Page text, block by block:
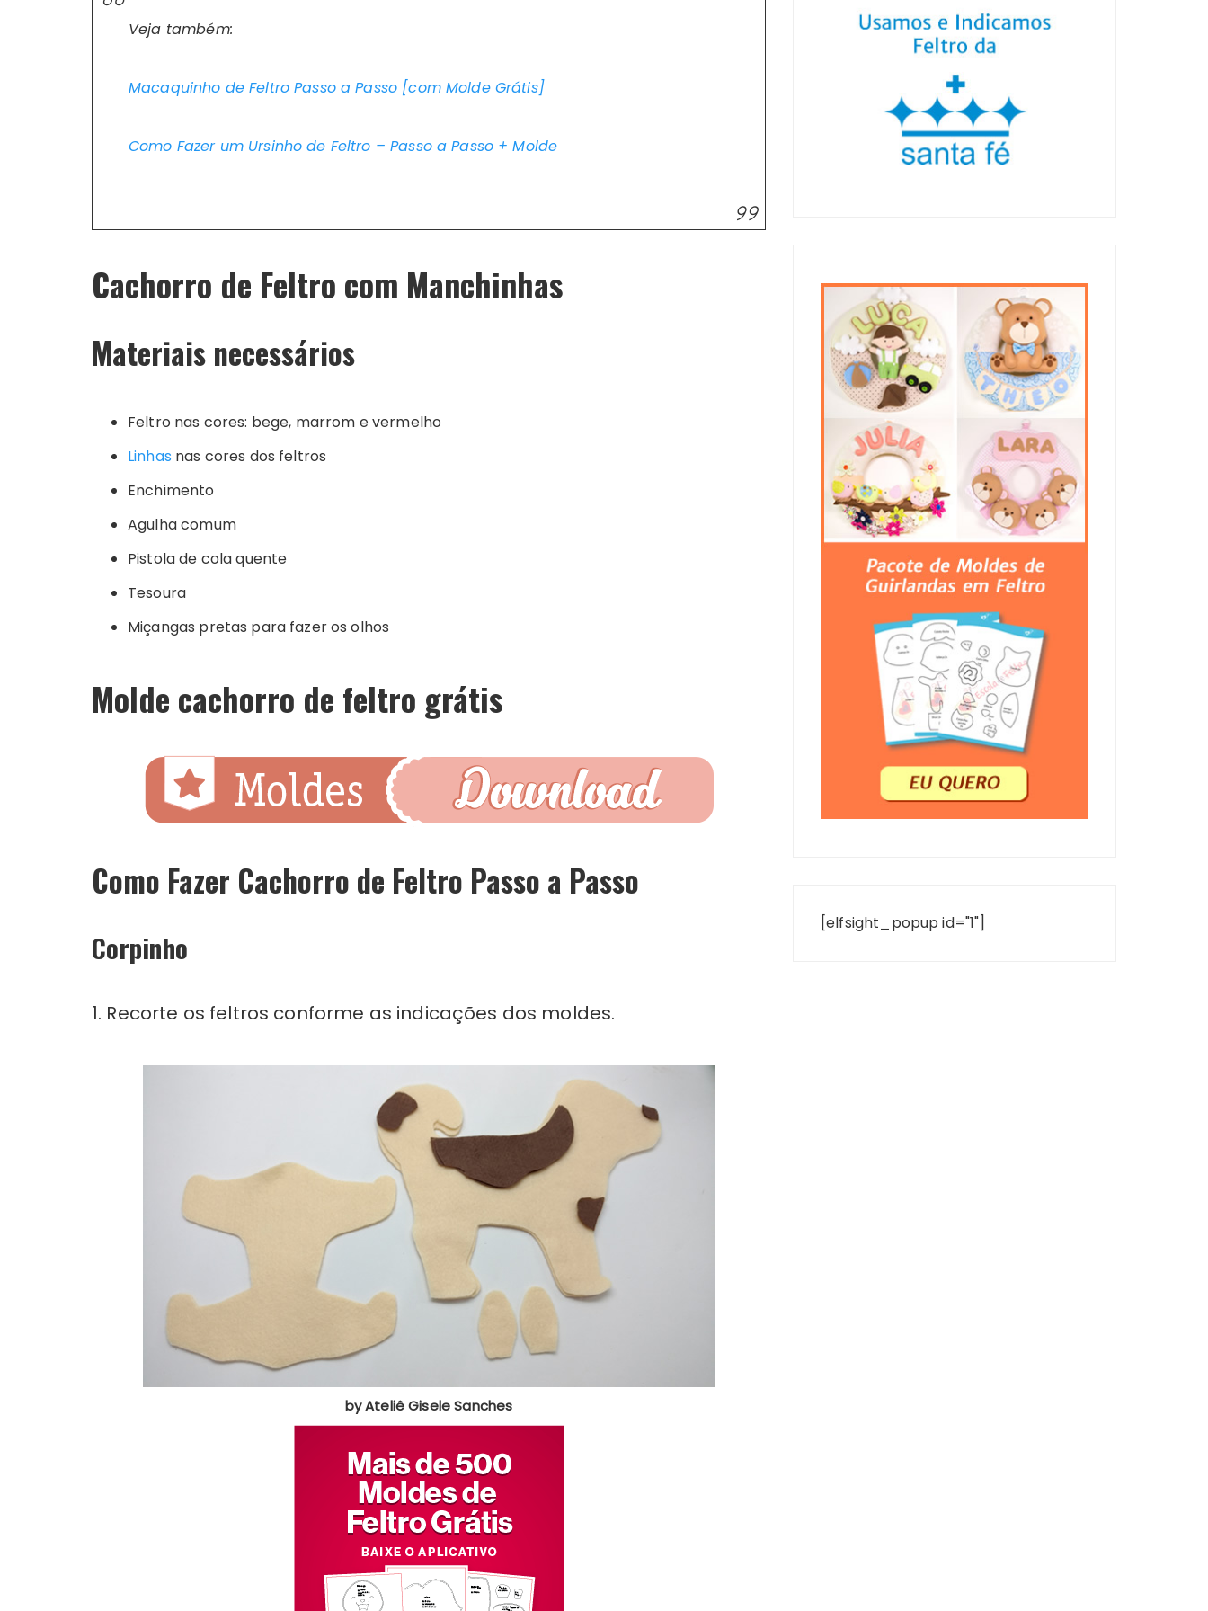
Veja também:
Macaquinho de Feltro Passo a Passo [com Molde Grátis]
Como Fazer um Ursinho de Feltro – Passo a Passo + Molde
Cachorro de Feltro com Manchinhas
Materiais necessários
Feltro nas cores: bege, marrom e vermelho
Linhas nas cores dos feltros
Enchimento
Agulha comum
Pistola de cola quente
Tesoura
Miçangas pretas para fazer os olhos
Molde cachorro de feltro grátis
Como Fazer Cachorro de Feltro Passo a Passo
Corpinho
1. Recorte os feltros conforme as indicações dos moldes.
by Ateliê Gisele Sanches
[elfsight_popup id="1"]